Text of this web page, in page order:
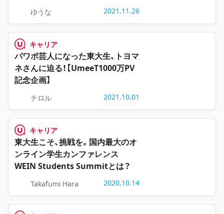
ゆうな 2021.11.26
キャリア
パワポ芸人になった東大生、トヨマ
ネさんに迫る！【UmeeT1000万PV
記念企画】
チロル 2021.10.01
キャリア
東大生こそ、挑戦を。国内最大のオ
ンライン学生カンファレンス
WEIN Students Summitとは？
Takafumi Hara 2020.10.14